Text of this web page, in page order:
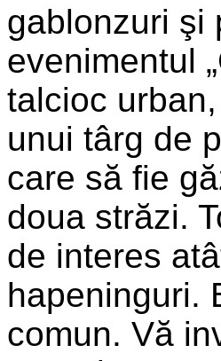
gablonzuri şi
evenimentul
talcioc
unui târg de
care să fie
doua străzi.
de interes
hapeninguri.
comun. Vă